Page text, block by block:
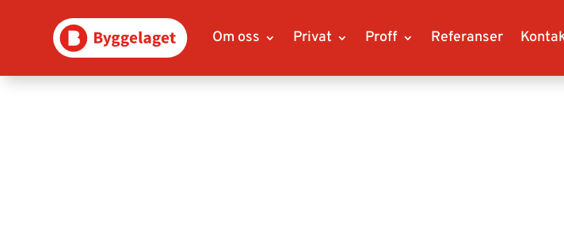
Om oss Privat Proff Referanser